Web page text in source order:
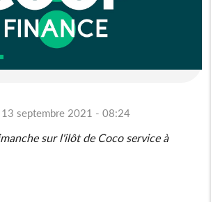
septembre 2021 - 08:24
sur l'ilôt de Coco service à